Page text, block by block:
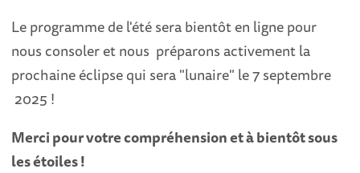
Le programme de l'été sera bientôt en ligne pour
nous consoler et nous préparons activement la
prochaine éclipse qui sera "lunaire" le 7 septembre
2025 !
Merci pour votre compréhension et à bientôt sous
les étoiles !